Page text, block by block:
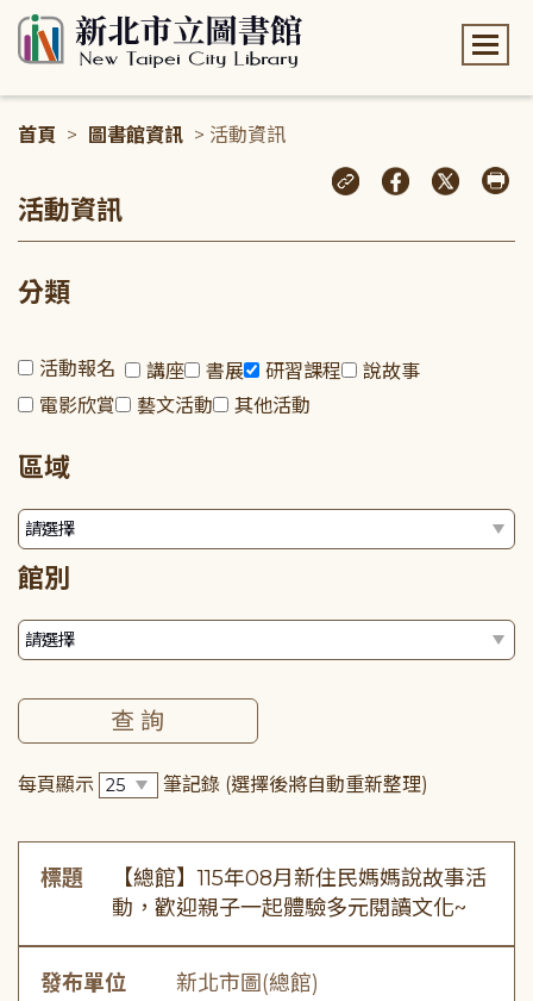
首頁 > 圖書館資訊 > 活動資訊
活動資訊
分類
活動報名 講座 書展 研習課程
說故事
電影欣賞
藝文活動 其他活動
區域
館別
每頁顯示 筆記錄 (選擇後將自動重新整理)
標題
【總館】115年08月新住民媽媽說故事活
動，歡迎親子一起體驗多元閱讀文化~
發布單位 新北市圖(總館)